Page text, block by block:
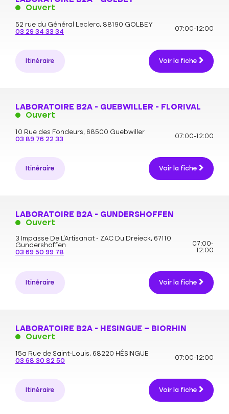
Ouvert
52 rue du Général Leclerc, 88190 GOLBEY
03 29 34 33 34
07:00-12:00
Itinéraire Voir la fiche
LABORATOIRE B2A - GUEBWILLER - FLORIVAL
Ouvert
10 Rue des Fondeurs, 68500 Guebwiller
03 89 76 22 33
07:00-12:00
Itinéraire Voir la fiche
LABORATOIRE B2A - GUNDERSHOFFEN
Ouvert
3 Impasse De L’Artisanat - ZAC Du Dreieck, 67110
Gundershoffen
03 69 50 99 78
07:00-
12:00
Itinéraire Voir la fiche
LABORATOIRE B2A - HESINGUE – BIORHIN
Ouvert
15a Rue de Saint-Louis, 68220 HÉSINGUE
03 68 30 82 50
07:00-12:00
Itinéraire Voir la fiche